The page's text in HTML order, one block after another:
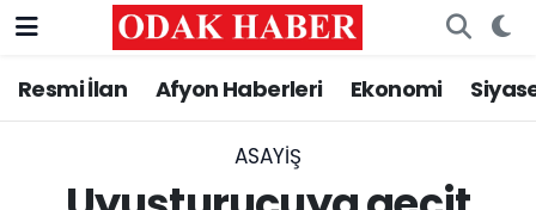
Resmi İlan Afyon Haberleri Ekonomi
ASAYİŞ
AFYONKARAHİSAR HABERLERİ
Nöbetçi Eczaneler